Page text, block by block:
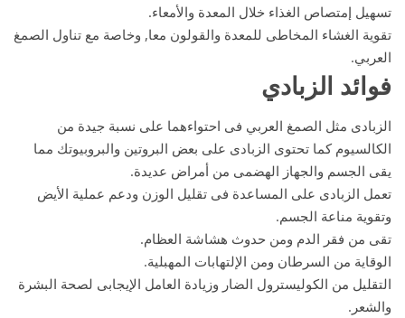
تسهيل إمتصاص الغذاء خلال المعدة والأمعاء.
تقوية الغشاء المخاطى للمعدة والقولون معا, وخاصة مع تناول الصمغ
العربي.
فوائد الزبادي
الزبادى مثل الصمغ العربي فى احتواءهما على نسبة جيدة من
الكالسيوم كما تحتوى الزبادى على بعض البروتين والبروبيوتك مما
يقى الجسم والجهاز الهضمى من أمراض عديدة.
تعمل الزبادى على المساعدة فى تقليل الوزن ودعم عملية الأيض
وتقوية مناعة الجسم.
تقى من فقر الدم ومن حدوث هشاشة العظام.
الوقاية من السرطان ومن الإلتهابات المهبلية.
التقليل من الكوليسترول الضار وزيادة العامل الإيجابى لصحة البشرة
والشعر.